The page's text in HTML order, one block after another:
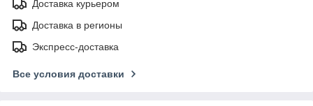
Доставка курьером
Доставка в регионы
Экспресс-доставка
Все условия доставки